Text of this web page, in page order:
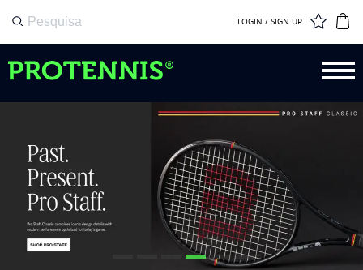
LOGIN / SIGN UP